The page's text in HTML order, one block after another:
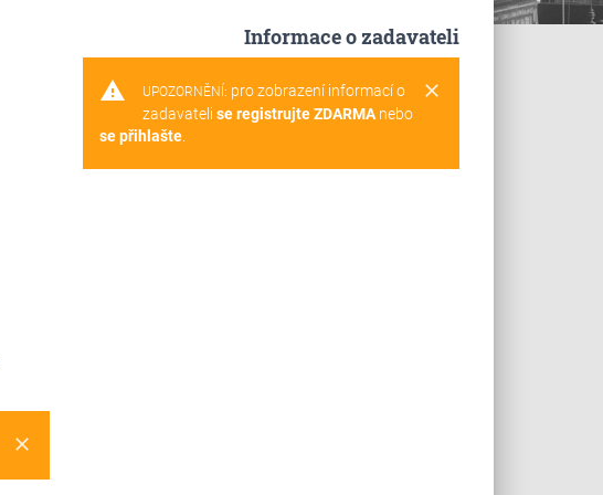
clear
Informace o zadavateli
warning clear
UPOZORNĚNÍ: pro zobrazení informací o
zadavateli se registrujte ZDARMAnebo
se přihlašte.